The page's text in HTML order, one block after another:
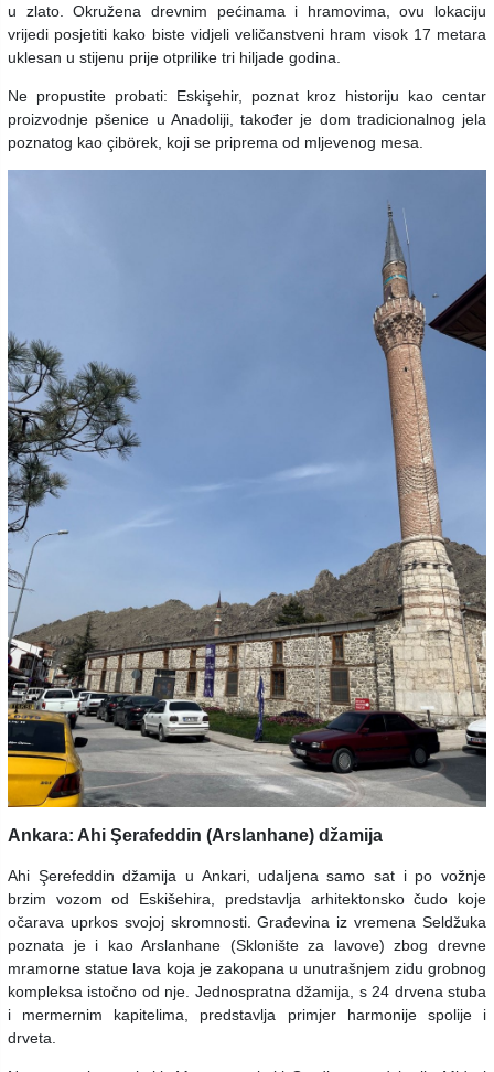
u zlato. Okružena drevnim pećinama i hramovima, ovu lokaciju
vrijedi posjetiti kako biste vidjeli veličanstveni hram visok 17 metara
uklesan u stijenu prije otprilike tri hiljade godina.
Ne propustite probati: Eskişehir, poznat kroz historiju kao centar
proizvodnje pšenice u Anadoliji, također je dom tradicionalnog jela
poznatog kao çibörek, koji se priprema od mljevenog mesa.
Ankara: Ahi Şerafeddin (Arslanhane) džamija
Ahi Şerefeddin džamija u Ankari, udaljena samo sat i po vožnje
brzim vozom od Eskišehira, predstavlja arhitektonsko čudo koje
očarava uprkos svojoj skromnosti. Građevina iz vremena Seldžuka
poznata je i kao Arslanhane (Sklonište za lavove) zbog drevne
mramorne statue lava koja je zakopana u unutrašnjem zidu grobnog
kompleksa istočno od nje. Jednospratna džamija, s 24 drvena stuba
i mermernim kapitelima, predstavlja primjer harmonije spolije i
drveta.